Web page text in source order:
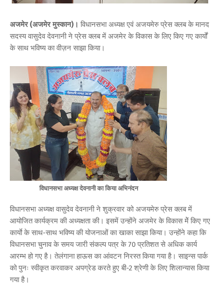
अजमेर (अजमेर मुस्कान)। विधानसभा अध्यक्ष एवं अजयमेरु प्रेस क्लब के मानद
सदस्य वासुदेव देवनानी ने प्रेस क्लब में अजमेर के विकास के लिए किए गए कार्यों
के साथ भविष्य का वीज़न साझा किया।
विधानसभा अध्यक्ष देवनानी का किया अभिनंदन
विधानसभा अध्यक्ष वासुदेव देवनानी ने शुक्रवार को अजयमेरु प्रेस क्लब में
आयोजित कार्यक्रम की अध्यक्षता की। इसमें उन्होंने अजमेर के विकास मेें किए गए
कार्याे के साथ-साथ भविष्य की योजनाओं का खाका साझा किया। उन्होंने कहा कि
विधानसभा चुनाव के समय जारी संकल्प पत्र के 70 प्रतिशत से अधिक कार्य
आरम्भ हो गए है। तेलंगाना हाऊस का आंवटन निरस्त किया गया है। साइन्स पार्क
को पुनः स्वीकृत करवाकर अपग्रेड करते हुए बी-2 श्रेणी के लिए शिलान्यास किया
गया है।